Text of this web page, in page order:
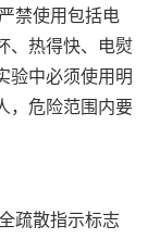
禁使用包括电
、热得快、电熨
验中必须使用明
，危险范围内要
疏散指示标志